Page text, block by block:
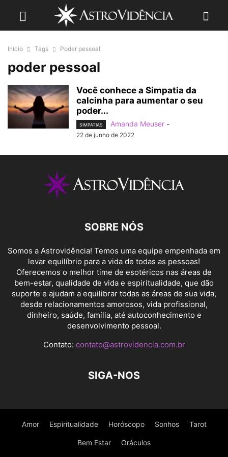
Início Tags Poder pessoal
poder pessoal
Você conhece a Simpatia da
calcinha para aumentar o seu
poder...
SIMPATIAS Amanda Meuser -
22 de junho de 2022
SOBRE NÓS
Somos a Astrovidência! Temos uma equipe empenhada em
levar equilíbrio para a vida de todas as pessoas!
Oferecemos o melhor time de esotéricos nas áreas de
bem-estar, qualidade de vida e espiritualidade, que dão
suporte e ajudam a equilibrar todas as áreas de sua vida,
desde relacionamentos amorosos, vida profissional,
dinheiro, saúde, família, até autoconhecimento e
desenvolvimento pessoal.
Contato: contato@astrovidencia.com.br
SIGA-NOS
Amor Espiritualidade Horóscopo Sonhos Tarot
Bem Estar Oráculos